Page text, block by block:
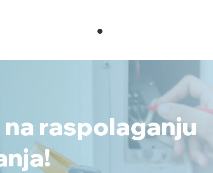
raspolaganju